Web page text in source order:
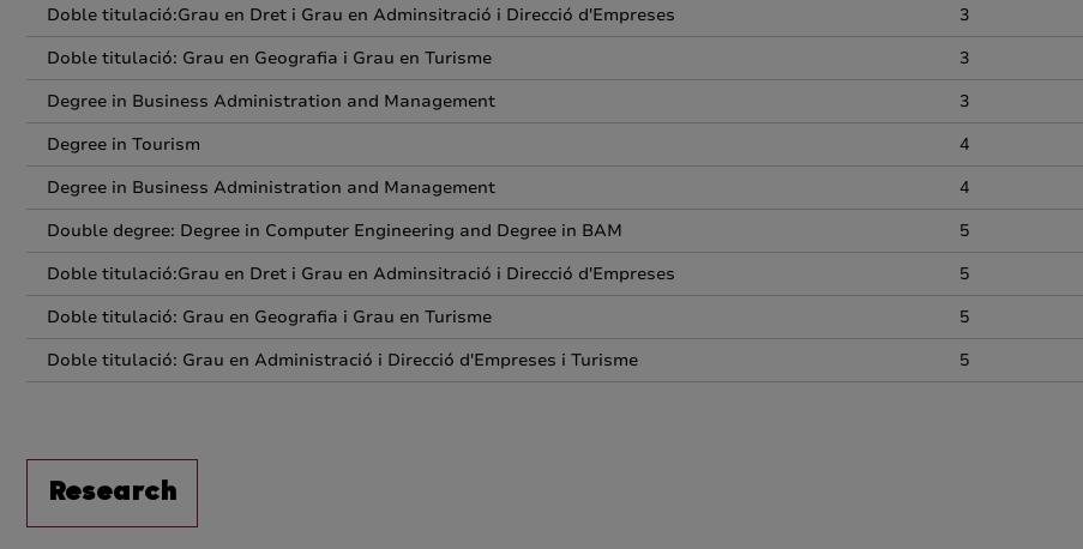
Doble titulació:Grau en Dret i Grau en Adminsitració i Direcció d'Empreses
3
Doble titulació: Grau en Geografia i Grau en Turisme
3
Degree in Business Administration and Management
3
Degree in Tourism
4
Degree in Business Administration and Management
4
Double degree: Degree in Computer Engineering and Degree in BAM
5
Doble titulació:Grau en Dret i Grau en Adminsitració i Direcció d'Empreses
5
Doble titulació: Grau en Geografia i Grau en Turisme
5
Doble titulació: Grau en Administració i Direcció d'Empreses i Turisme
5
Research